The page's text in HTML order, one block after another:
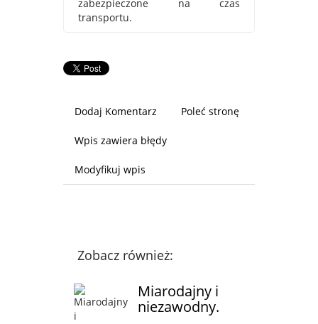
zabezpieczone na czas
transportu.
Dodaj Komentarz Poleć stronę
Wpis zawiera błędy
Modyfikuj wpis
Zobacz również:
Miarodajny i
niezawodny.